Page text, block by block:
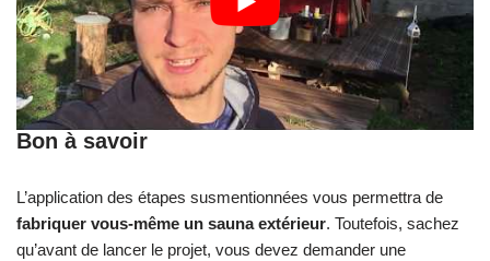
Bon à savoir
L’application des étapes susmentionnées vous permettra de
fabriquer vous-même un sauna extérieur. Toutefois, sachez
qu’avant de lancer le projet, vous devez demander une